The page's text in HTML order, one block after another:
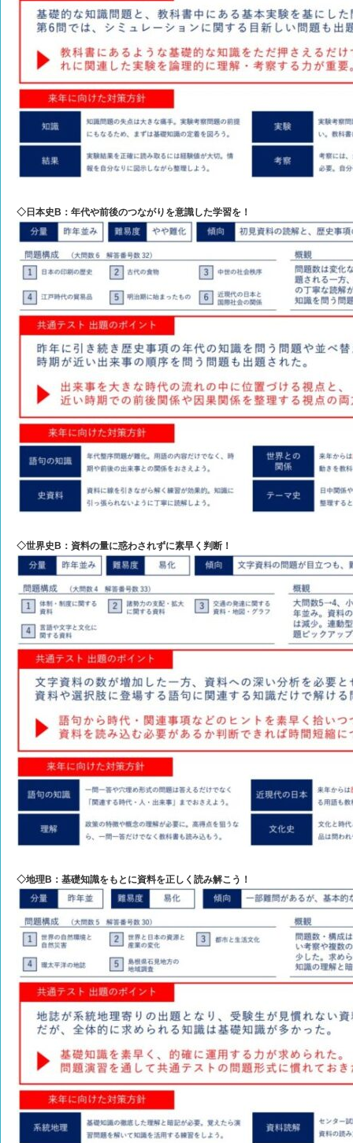
◇日本史B：年代や前後のつながりを意識した学習を！
◇世界史B：資料の量に惑わされずに素早く判断！
◇地理B：基礎知識をもとに資料を正しく読み解こう！